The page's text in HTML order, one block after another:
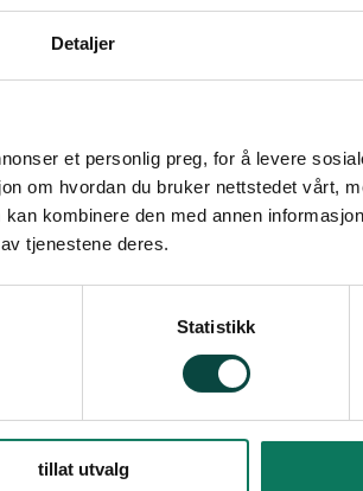
Detaljer
et personlig preg, for å levere
om hvordan du bruker nettstedet vårt,
kombinere den med annen
tjenestene deres.
Statistikk
tillat utvalg
Avslører hogst i
Naturvernforbundet har
er en oppfølging av
Vi anser slik hogst som
Naturmangfold